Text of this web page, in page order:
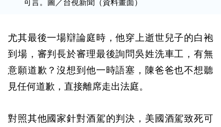
可言。圖／台視新聞（資料畫面）
尤其最後一場辯論庭時，他穿上逝世兒子的白袍
到場，審判長於審理最後詢問吳姓洗車工，有無
意願道歉？沒想到他一時語塞，陳爸爸也不想聽
見任何道歉，直接離席走出法庭。
對照其他國家針對酒駕的判決，美國酒駕致死可